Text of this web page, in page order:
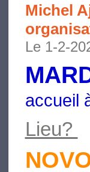
Michel
Le 1-2-
accueil
Lieu?